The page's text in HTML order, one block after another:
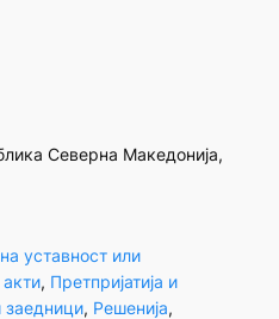
Северна Македонија,
уставност или
, Претпријатија и
заедници, Решенија